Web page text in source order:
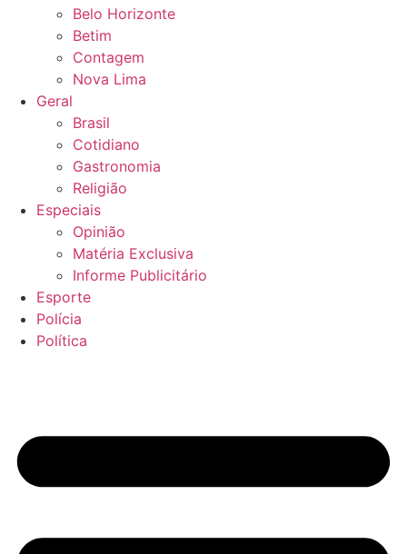
Belo Horizonte
Betim
Contagem
Nova Lima
Geral
Brasil
Cotidiano
Gastronomia
Religião
Especiais
Opinião
Matéria Exclusiva
Informe Publicitário
Esporte
Polícia
Política